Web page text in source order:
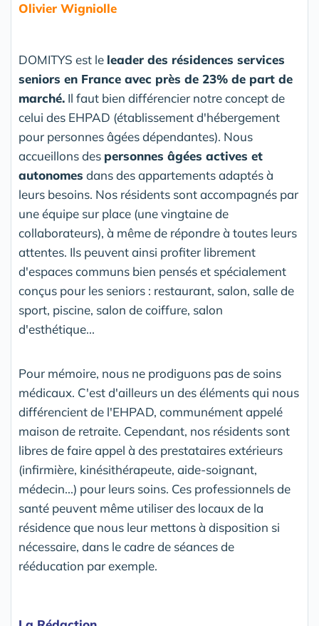
Olivier Wigniolle
DOMITYS est le leader des résidences services
seniors en France avec près de 23% de part de
marché. Il faut bien différencier notre concept de
celui des EHPAD (établissement d'hébergement
pour personnes âgées dépendantes). Nous
accueillons des personnes âgées actives et
autonomes dans des appartements adaptés à
leurs besoins. Nos résidents sont accompagnés par
une équipe sur place (une vingtaine de
collaborateurs), à même de répondre à toutes leurs
attentes. Ils peuvent ainsi profiter librement
d'espaces communs bien pensés et spécialement
conçus pour les seniors : restaurant, salon, salle de
sport, piscine, salon de coiffure, salon
d'esthétique...
Pour mémoire, nous ne prodiguons pas de soins
médicaux. C'est d'ailleurs un des éléments qui nous
différencient de l'EHPAD, communément appelé
maison de retraite. Cependant, nos résidents sont
libres de faire appel à des prestataires extérieurs
(infirmière, kinésithérapeute, aide-soignant,
médecin...) pour leurs soins. Ces professionnels de
santé peuvent même utiliser des locaux de la
résidence que nous leur mettons à disposition si
nécessaire, dans le cadre de séances de
rééducation par exemple.